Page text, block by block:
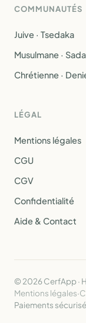
COMMUNAUTÉS
Juive · Tsedaka
Musulmane ·
Chrétienne ·
LÉGAL
Mentions légales
CGU
CGV
Confidentialité
Aide & Contact
© 2026 CerfApp ·
Mentions légales·
Paiements